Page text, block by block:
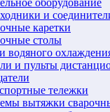
оборудование
и
каретки
столы
водяного
и пульты
тележки
вытяжки